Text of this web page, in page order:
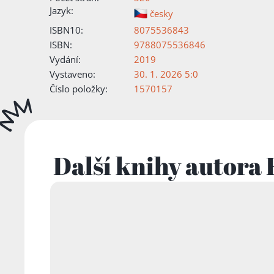
Jazyk:
česky
ISBN10:
8075536843
ISBN:
9788075536846
Vydání:
2019
Vystaveno:
30. 1. 2026 5:0
Číslo položky:
1570157
Další knihy autora